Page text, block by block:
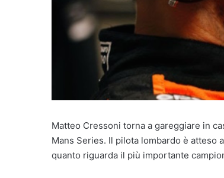
Matteo Cressoni torna a gareggiare in
Mans Series. Il pilota lombardo è
quanto riguarda il più importante